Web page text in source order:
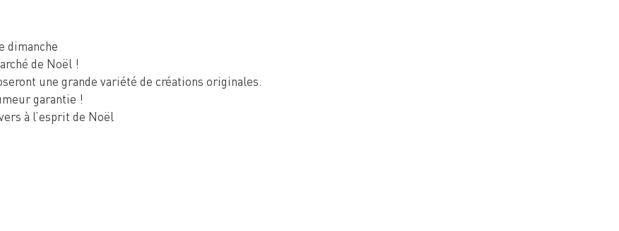
dimanche
de Noël !
une grande variété de créations originales.
garantie !
à l’esprit de Noël